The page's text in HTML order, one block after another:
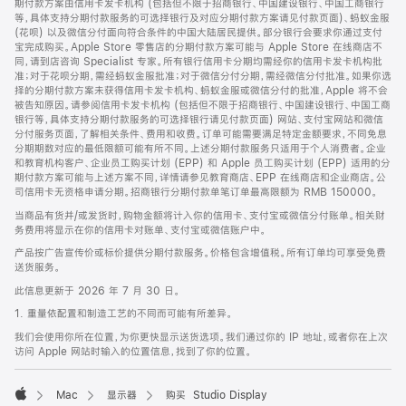
期付款方案由信用卡发卡机构 (包括但不限于招商银行、中国建设银行、中国工商银行
等，具体支持分期付款服务的可选择银行及对应分期付款方案请见付款页面)、蚂蚁金服
(花呗) 以及微信分付面向符合条件的中国大陆居民提供。部分银行会要求你通过支付
宝完成购买。Apple Store 零售店的分期付款方案可能与 Apple Store 在线商店不
同，请到店咨询 Specialist 专家。所有银行信用卡分期均需经你的信用卡发卡机构批
准；对于花呗分期，需经蚂蚁金服批准；对于微信分付分期，需经微信分付批准。如果你选
择的分期付款方案未获得信用卡发卡机构、蚂蚁金服或微信分付的批准，Apple 将不会
被告知原因。请参阅信用卡发卡机构 (包括但不限于招商银行、中国建设银行、中国工商
银行等，具体支持分期付款服务的可选择银行请见付款页面) 网站、支付宝网站和微信
分付服务页面，了解相关条件、费用和收费。订单可能需要满足特定金额要求，不同免息
分期期数对应的最低限额可能有所不同。上述分期付款服务只适用于个人消费者。企业
和教育机构客户、企业员工购买计划 (EPP) 和 Apple 员工购买计划 (EPP) 适用的分
期付款方案可能与上述方案不同，详情请参见教育商店、EPP 在线商店和企业商店。公
司信用卡无资格申请分期。招商银行分期付款单笔订单最高限额为 RMB 150000。
当商品有货并/或发货时，购物金额将计入你的信用卡、支付宝或微信分付账单。相关财
务费用将显示在你的信用卡对账单、支付宝或微信账户中。
产品按广告宣传价或标价提供分期付款服务。价格包含增值税。所有订单均可享受免费
送货服务。
此信息更新于 2026 年 7 月 30 日。
1. 重量依配置和制造工艺的不同而可能有所差异。
我们会使用你所在位置，为你更快显示送货选项。我们通过你的 IP 地址，或者你在上次
访问 Apple 网站时输入的位置信息，找到了你的位置。
Mac 显示器 购买 Studio Display